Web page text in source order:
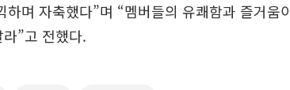
하며 자축했다”며 “멤버들의 유쾌함과 즐거움
”고 전했다.